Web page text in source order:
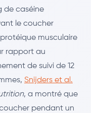
de caséine
le coucher
musculaire
rapport au
de suivi de 12
Snijders et al.
, a montré que
pendant un